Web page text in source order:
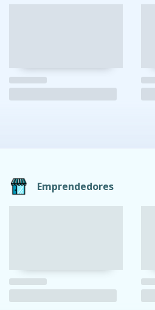
Emprendedores